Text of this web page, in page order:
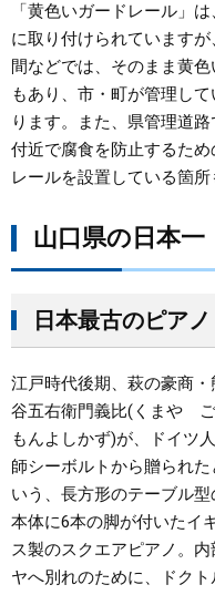
「黄色いガードレール」
に取り付けられています
間などでは、そのまま黄
もあり、市・町が管理し
ります。また、県管理道
付近で腐食を防止するた
レールを設置している箇所
山口県の日本一
日本最古のピアノ
江戸時代後期、萩の豪商・
谷五右衛門義比(くまや ご
もんよしかず)が、ドイツ
師シーボルトから贈られた
いう、長方形のテーブル型
本体に6本の脚が付いたイ
ス製のスクエアピアノ。
ヤへ別れのために、ドク